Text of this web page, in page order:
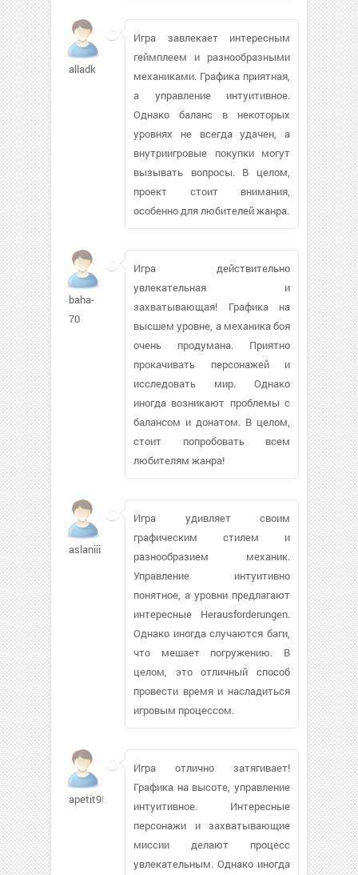
alladk
Игра завлекает интересным
геймплеем и разнообразными
механиками. Графика приятная,
а управление интуитивное.
Однако баланс в некоторых
уровнях не всегда удачен, а
внутриигровые покупки могут
вызывать вопросы. В целом,
проект стоит внимания,
особенно для любителей жанра.
baha-
70
Игра действительно
увлекательная и
захватывающая! Графика на
высшем уровне, а механика боя
очень продумана. Приятно
прокачивать персонажей и
исследовать мир. Однако
иногда возникают проблемы с
балансом и донатом. В целом,
стоит попробовать всем
любителям жанра!
aslaniii
Игра удивляет своим
графическим стилем и
разнообразием механик.
Управление интуитивно
понятное, а уровни предлагают
интересные Herausforderungen.
Однако иногда случаются баги,
что мешает погружению. В
целом, это отличный способ
провести время и насладиться
игровым процессом.
apetit95173
Игра отлично затягивает!
Графика на высоте, управление
интуитивное. Интересные
персонажи и захватывающие
миссии делают процесс
увлекательным. Однако иногда